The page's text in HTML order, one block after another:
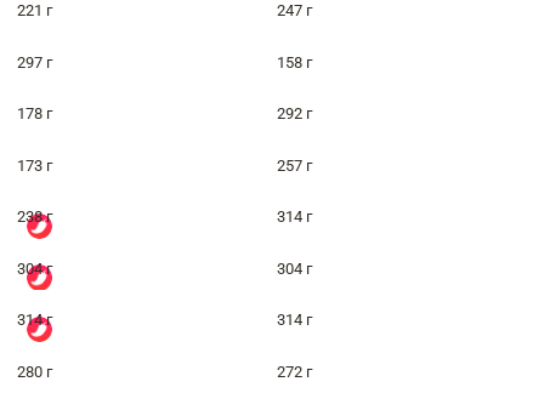
221 г 247 г
297 г 158 г
178 г 292 г
173 г 257 г
238 г 314 г
304 г 304 г
314 г 314 г
280 г 272 г